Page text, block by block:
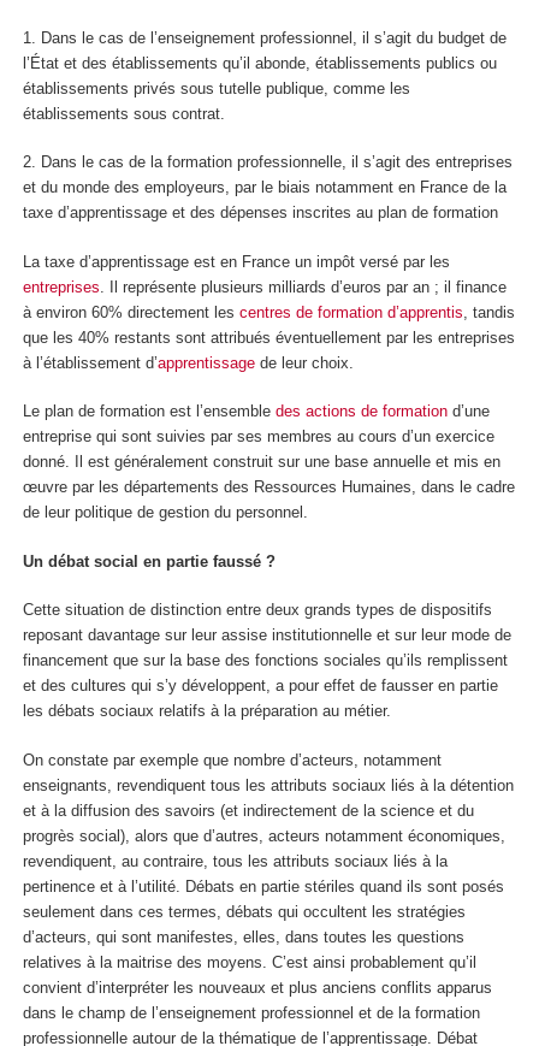
1. Dans le cas de l’enseignement professionnel, il s’agit du budget de
l’État et des établissements qu’il abonde, établissements publics ou
établissements privés sous tutelle publique, comme les
établissements sous contrat.
2. Dans le cas de la formation professionnelle, il s’agit des entreprises
et du monde des employeurs, par le biais notamment en France de la
taxe d’apprentissage et des dépenses inscrites au plan de formation
La taxe d’apprentissage est en France un impôt versé par les
entreprises . Il représente plusieurs milliards d’euros par an ; il finance
à environ 60% directement les centres de formation d’apprentis , tandis
que les 40% restants sont attribués éventuellement par les entreprises
à l’établissement d’apprentissage de leur choix.
Le plan de formation est l’ensemble des actions de formation d’une
entreprise qui sont suivies par ses membres au cours d’un exercice
donné. Il est généralement construit sur une base annuelle et mis en
œuvre par les départements des Ressources Humaines, dans le cadre
de leur politique de gestion du personnel.
Un débat social en partie faussé ?
Cette situation de distinction entre deux grands types de dispositifs
reposant davantage sur leur assise institutionnelle et sur leur mode de
financement que sur la base des fonctions sociales qu’ils remplissent
et des cultures qui s’y développent, a pour effet de fausser en partie
les débats sociaux relatifs à la préparation au métier.
On constate par exemple que nombre d’acteurs, notamment
enseignants, revendiquent tous les attributs sociaux liés à la détention
et à la diffusion des savoirs (et indirectement de la science et du
progrès social), alors que d’autres, acteurs notamment économiques,
revendiquent, au contraire, tous les attributs sociaux liés à la
pertinence et à l’utilité. Débats en partie stériles quand ils sont posés
seulement dans ces termes, débats qui occultent les stratégies
d’acteurs, qui sont manifestes, elles, dans toutes les questions
relatives à la maitrise des moyens. C’est ainsi probablement qu’il
convient d’interpréter les nouveaux et plus anciens conflits apparus
dans le champ de l’enseignement professionnel et de la formation
professionnelle autour de la thématique de l’apprentissage. Débat